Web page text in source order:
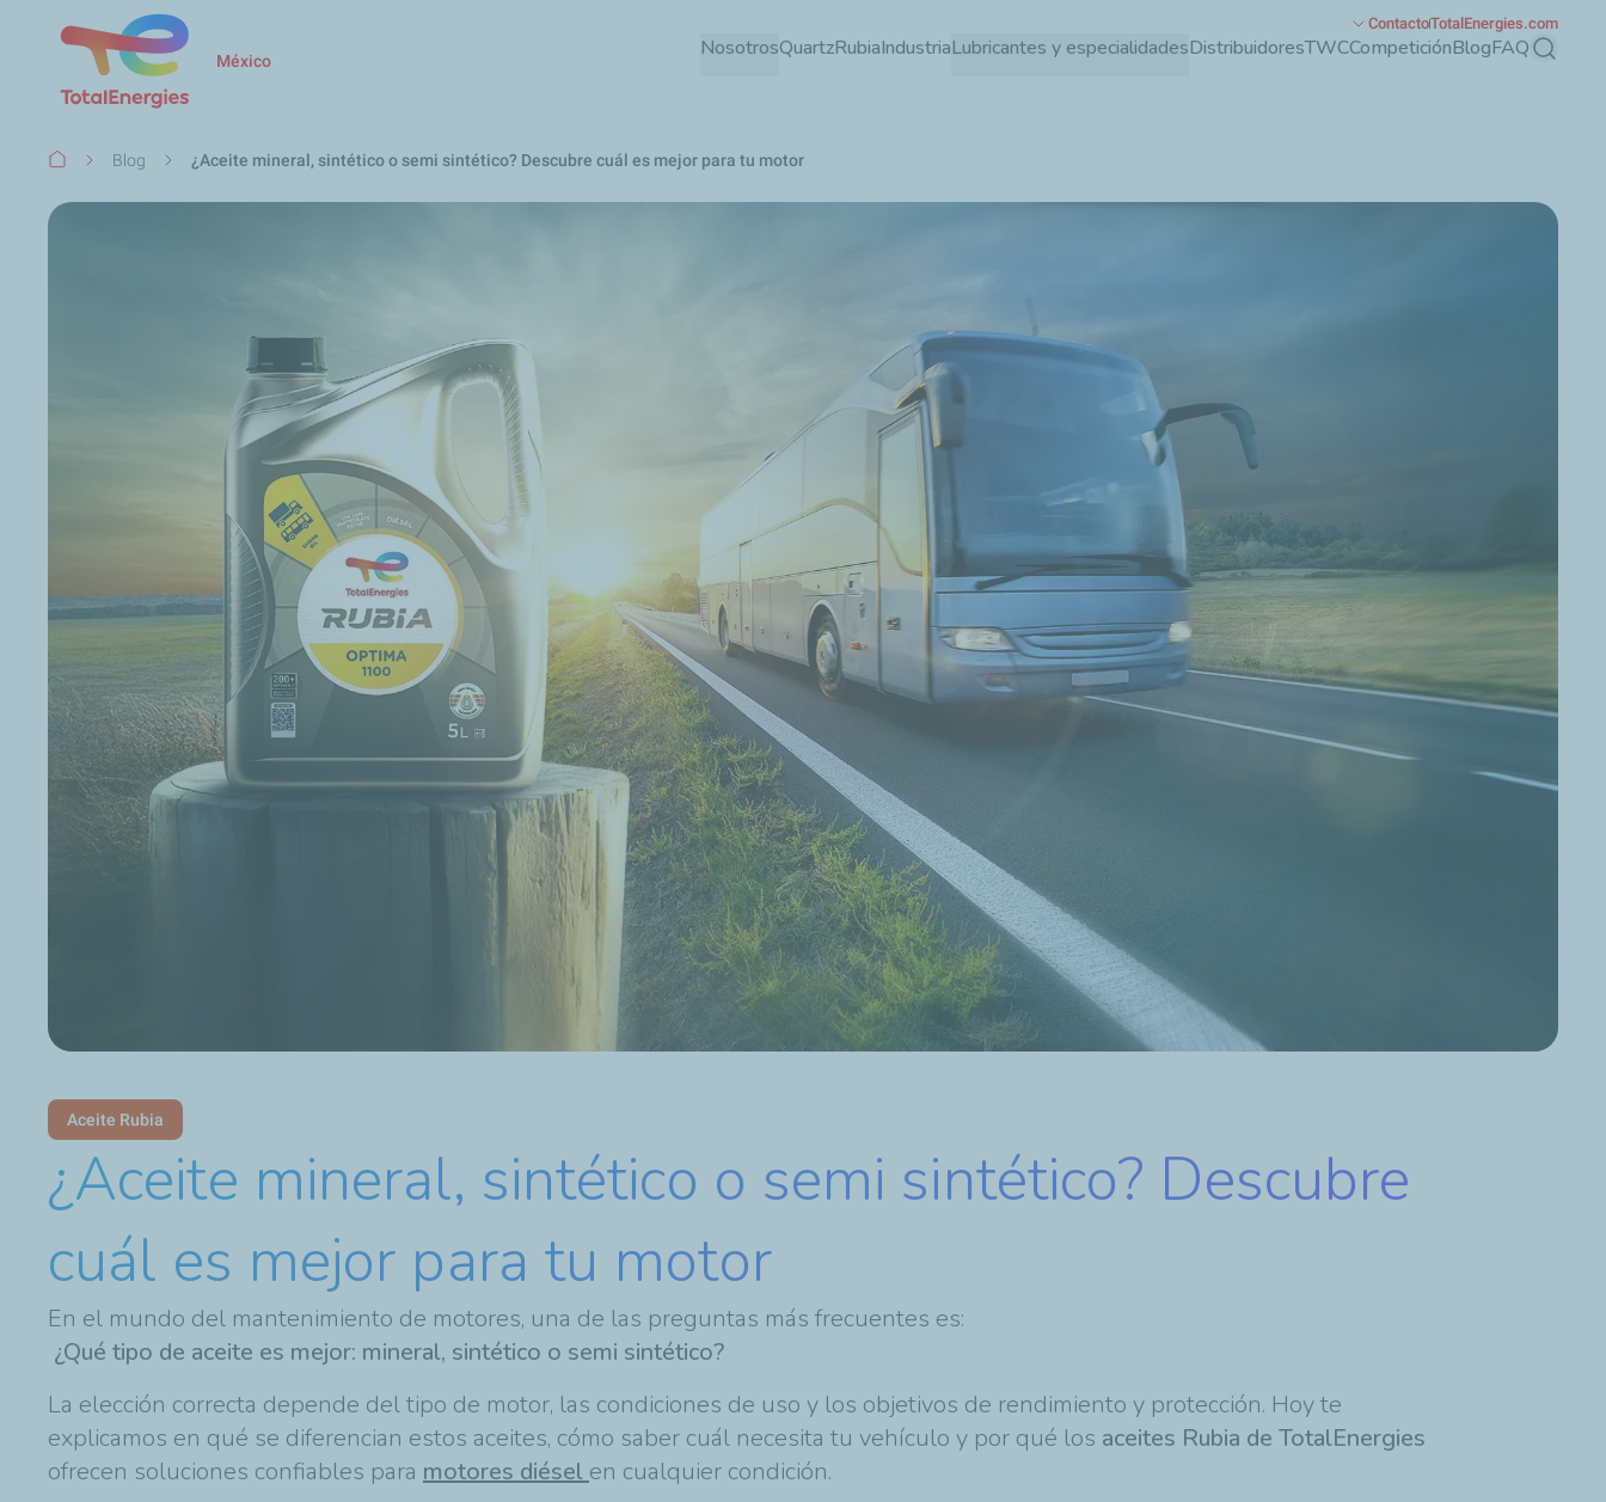
Pasar
México NosotrosQuartzRubiaIndustriaLubricantes y especialidadesDistribuidoresTWCCompeticiónBlogFAQ Buscar
ContactoTotalEnergies.com
Ruta
navegación
Blog ¿Aceite mineral, sintético o semi sintético? Descubre cuál es mejor para tu motor
Aceite Rubia
¿Aceite mineral, sintético o semi sintético? Descubre
cuál es mejor para tu motor
En el mundo del mantenimiento de motores, una de las preguntas más frecuentes es:
¿Qué tipo de aceite es mejor: mineral, sintético o semi sintético?
La elección correcta depende del tipo de motor, las condiciones de uso y los objetivos de rendimiento y protección. Hoy te
explicamos en qué se diferencian estos aceites, cómo saber cuál necesita tu vehículo y por qué los aceites Rubia de TotalEnergies
ofrecen soluciones confiables para motores diésel en cualquier condición.